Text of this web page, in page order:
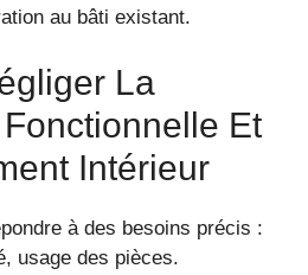
au bâti existant.
La
Et
Intérieur
à des besoins précis :
usage des pièces.